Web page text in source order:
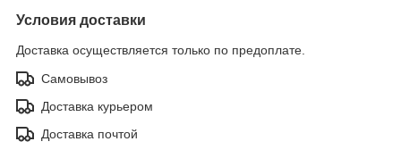
Условия доставки
Доставка осуществляется только по предоплате.
Самовывоз
Доставка курьером
Доставка почтой